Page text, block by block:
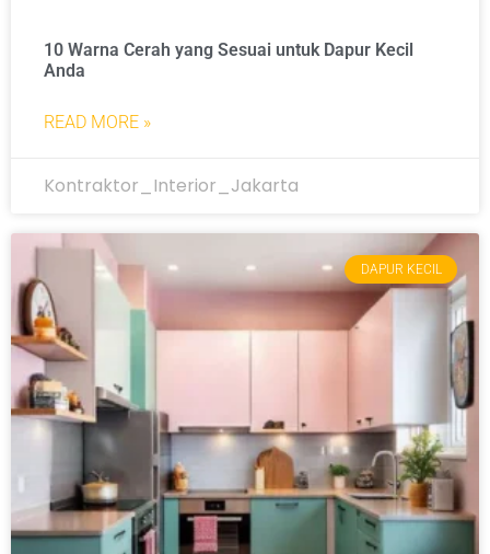
10 Warna Cerah yang Sesuai untuk Dapur Kecil
Anda
READ MORE »
Kontraktor_Interior_Jakarta
DAPUR KECIL